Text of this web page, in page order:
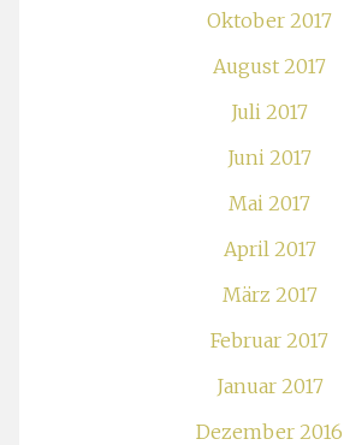
Oktober 2017
August 2017
Juli 2017
Juni 2017
Mai 2017
April 2017
März 2017
Februar 2017
Januar 2017
Dezember 2016